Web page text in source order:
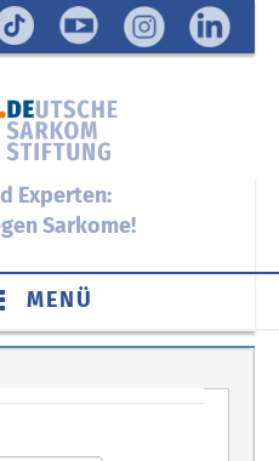
Experten:
Sarkome!
MENÜ